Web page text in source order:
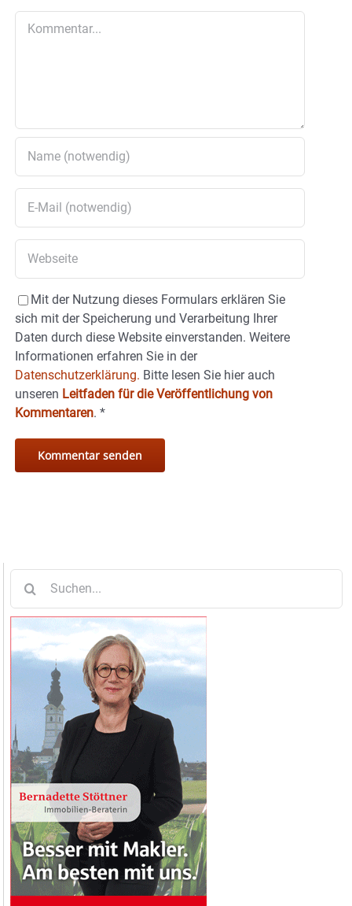
Mit der Nutzung dieses Formulars erklären Sie
sich mit der Speicherung und Verarbeitung Ihrer
Daten durch diese Website einverstanden. Weitere
Informationen erfahren Sie in der
Datenschutzerklärung. Bitte lesen Sie hier auch
unseren Leitfaden für die Veröffentlichung von
Kommentaren. *
nach: